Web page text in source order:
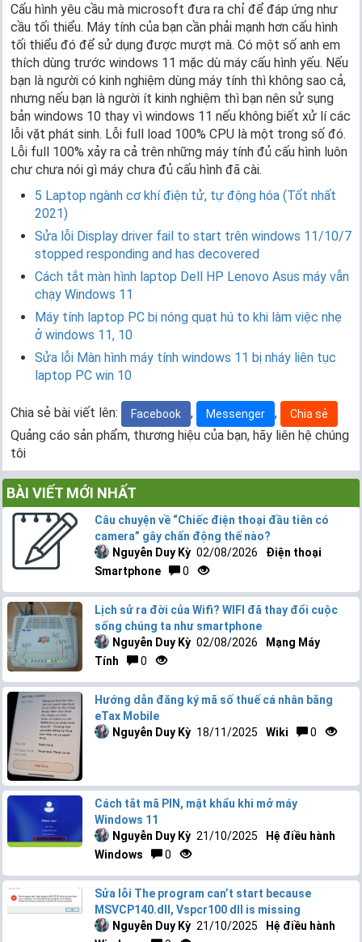
Cấu hình yêu cầu mà microsoft đưa ra chỉ để đáp ứng như
cầu tối thiểu. Máy tính của bạn cần phải mạnh hơn cấu hình
tối thiểu đó để sử dụng được mượt mà. Có một số anh em
thích dùng trước windows 11 mặc dù máy cấu hình yếu. Nếu
bạn là người có kinh nghiệm dùng máy tính thì không sao cả,
nhưng nếu bạn là người ít kinh nghiệm thì bạn nên sử sụng
bản windows 10 thay vì windows 11 nếu không biết xử lí các
lỗi vặt phát sinh. Lỗi full load 100% CPU là một trong số đó.
Lỗi full 100% xảy ra cả trên những máy tính đủ cấu hình luôn
chư chưa nói gì máy chưa đủ cấu hình đã cài.
5 Laptop ngành cơ khí điện tử, tự động hóa (Tốt nhất
2021)
Sửa lỗi Display driver fail to start trên windows 11/10/7
stopped responding and has decovered
Cách tắt màn hình laptop Dell HP Lenovo Asus máy vẫn
chạy Windows 11
Máy tính laptop PC bị nóng quạt hú to khi làm việc nhẹ
ở windows 11, 10
Sửa lỗi Màn hình máy tính windows 11 bị nháy liên tục
laptop PC win 10
Chia sẻ bài viết lên: Facebook , Messenger , Chia sẻ
Quảng cáo sản phẩm, thương hiệu của bạn, hãy liên hệ chúng
tôi
BÀI VIẾT MỚI NHẤT
Câu chuyện về “Chiếc điện thoại đầu tiên có
camera” gây chấn động thế nào?
Nguyễn Duy Kỳ 02/08/2026
Điện thoại
Smartphone
0
Lịch sử ra đời của Wifi? WIFI đã thay đổi cuộc
sống chúng ta như smartphone
Nguyễn Duy Kỳ 02/08/2026
Mạng Máy
Tính
0
Hướng dẫn đăng ký mã số thuế cá nhân bằng
eTax Mobile
Nguyễn Duy Kỳ 18/11/2025 Wiki 0
Cách tắt mã PIN, mật khẩu khi mở máy
Windows 11
Nguyễn Duy Kỳ 21/10/2025
Hệ điều hành
Windows
0
Sửa lỗi The program can’t start because
MSVCP140.dll, Vspcr100 dll is missing
Nguyễn Duy Kỳ 21/10/2025
Hệ điều hành